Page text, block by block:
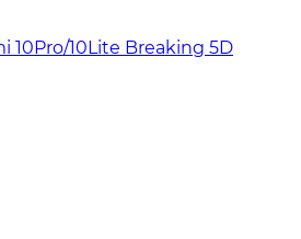
10Pro/10Lite Breaking 5D